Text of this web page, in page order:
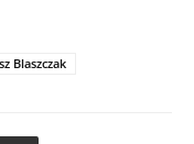
Blaszczak